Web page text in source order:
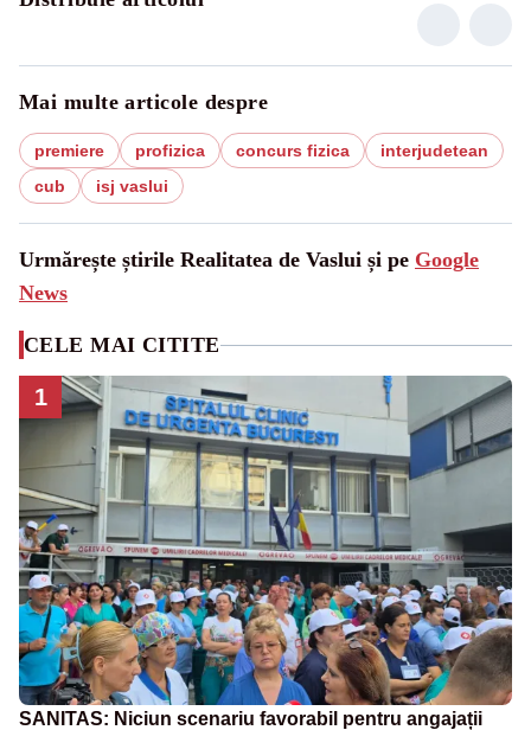
Mai multe articole despre
premiere profizica concurs fizica
interjudetean
cub
isj vaslui
Urmărește știrile Realitatea de Vaslui și pe Google
News
CELE MAI CITITE
1
SANITAS: Niciun scenariu favorabil pentru angajații